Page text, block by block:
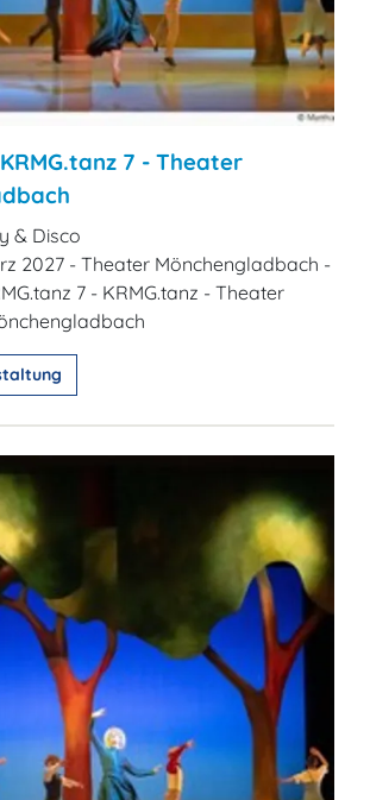
7 - Theater
& Disco
2027 - Theater Mönchengladbach -
7 - KRMG.tanz - Theater